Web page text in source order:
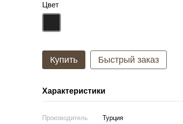
Цвет
Купить Быстрый заказ
Характеристики
Производитель
Турция